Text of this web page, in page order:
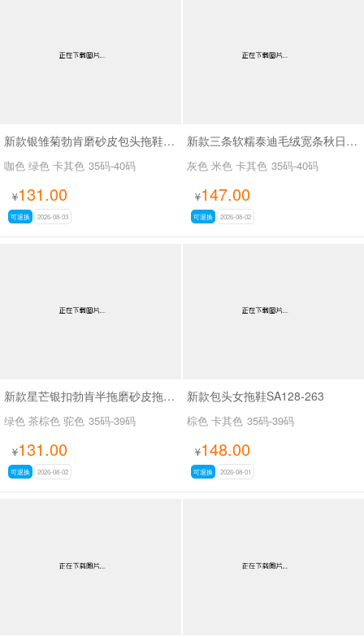
新款银雏菊勃肯磨砂皮包头拖鞋SA27108
咖色 绿色 卡其色 35码-40码
¥131.00
可退换 2026-08-03
新款三条软糯泰迪毛绒宽条秋日奶绒物语拖鞋SA10988-3
灰色 米色 卡其色 35码-40码
¥147.00
可退换 2026-08-02
新款星芒银扣勃肯半拖磨砂皮拖鞋SA27109
绿色 茶棕色 驼色 35码-39码
¥131.00
可退换 2026-08-02
新款包头女拖鞋SA128-263
棕色 卡其色 35码-39码
¥148.00
可退换 2026-08-01